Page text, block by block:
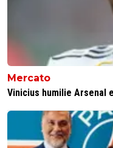
Mercato
Vinicius humilie Arsenal